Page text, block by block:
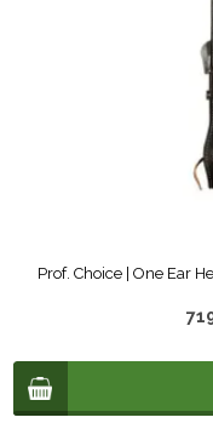
Prof. Choice | One Ear